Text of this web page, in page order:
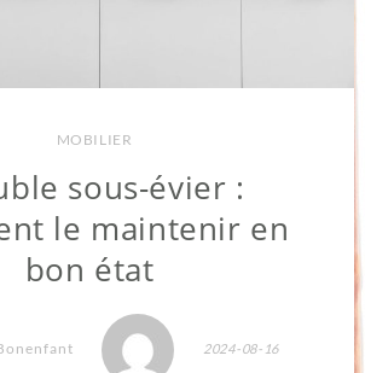
MOBILIER
sous-évier :
le maintenir en
bon état
2024-08-16